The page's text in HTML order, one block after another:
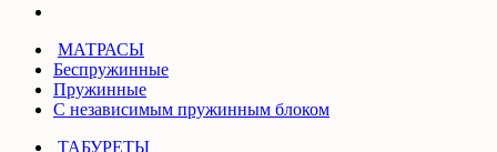
МАТРАСЫ
Беспружинные
Пружинные
С независимым пружинным блоком
ТАБУРЕТЫ